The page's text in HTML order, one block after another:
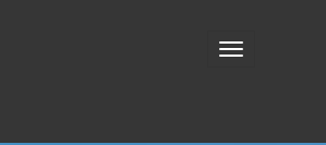
Toggle